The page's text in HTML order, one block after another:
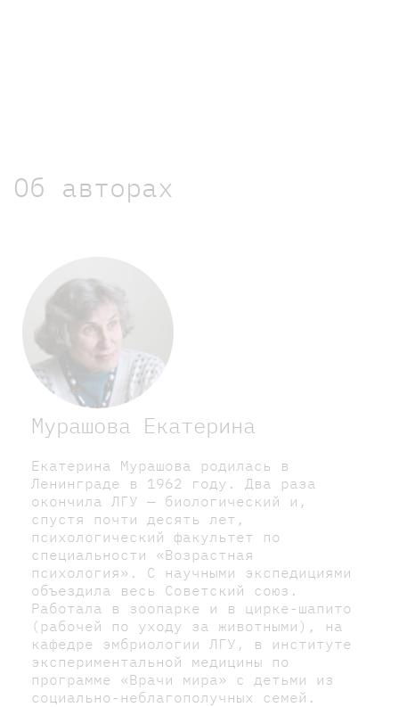
Об авторах
Мурашова Екатерина
Екатерина Мурашова родилась в
Ленинграде в 1962 году. Два раза
окончила ЛГУ — биологический и,
спустя почти десять лет,
психологический факультет по
специальности «Возрастная
психология». С научными экспедициями
объездила весь Советский союз.
Работала в зоопарке и в цирке-шапито
(рабочей по уходу за животными), на
кафедре эмбриологии ЛГУ, в институте
экспериментальной медицины по
программе «Врачи мира» с детьми из
социально-неблагополучных семей.